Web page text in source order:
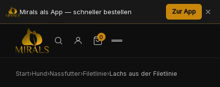
Mirals als App — schneller bestellen Zur App ✕
0
Start›Hund›Nassfutter›Filetlinie›Lachs aus der Filetlinie